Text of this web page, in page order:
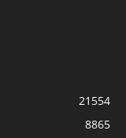
21554
8865